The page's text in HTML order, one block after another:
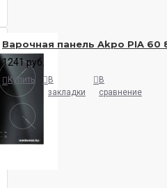
Варочная панель Akpo PIA 60
1241 руб.
Купить
В
закладки
В
сравнение